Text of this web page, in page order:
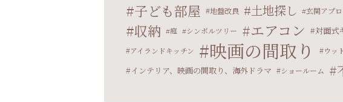
子ども部屋 地盤改良 土地探し 玄関アプ
収納 庭 シンボルツリー エアコン 対面式
アイランドキッチン 映画の間取り ウッ
インテリア、映画の間取り、海外ドラマ ショールーム